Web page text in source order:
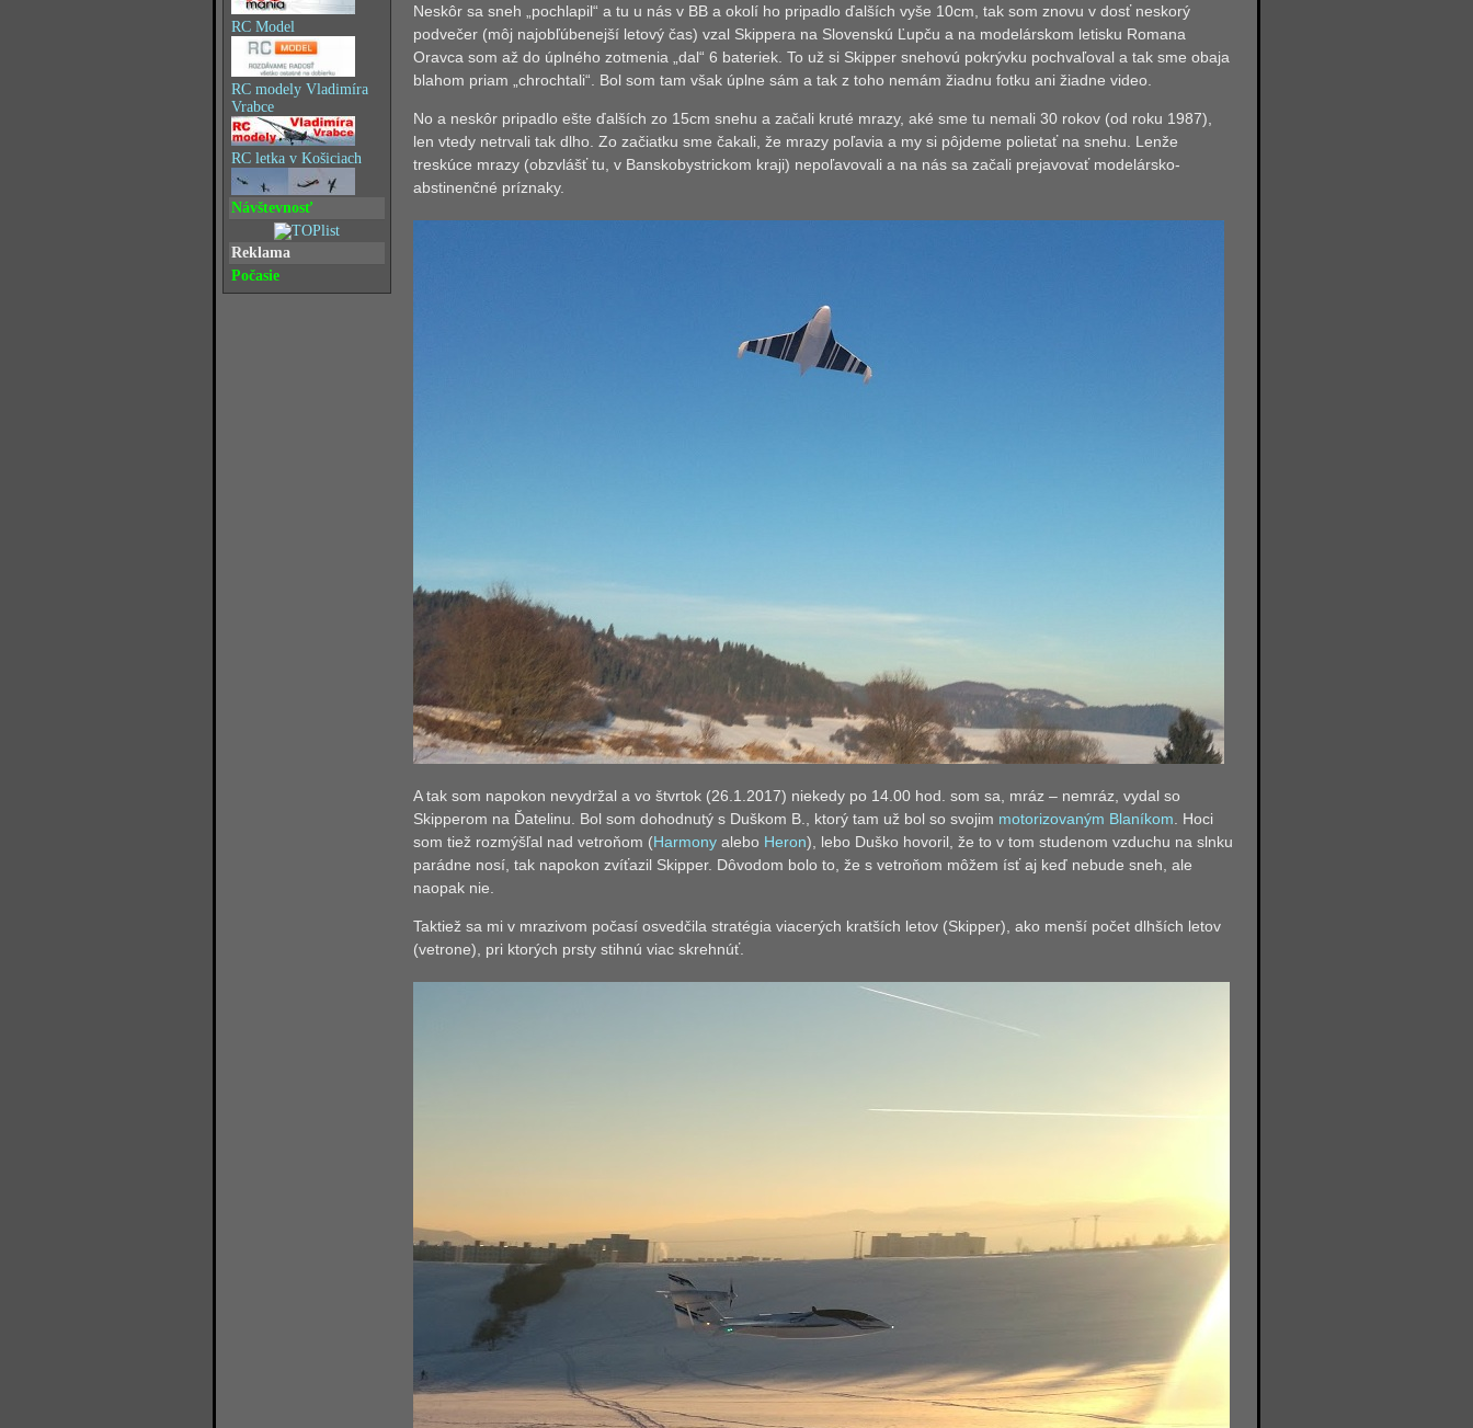
RC Model
RC modely Vladimíra
Vrabce
RC letka v Košiciach
Návštevnosť
Reklama
Počasie
Neskôr sa sneh „pochlapil“ a tu u nás v BB a okolí ho pripadlo ďalších vyše 10cm, tak som znovu v dosť neskorý
podvečer (môj najobľúbenejší letový čas) vzal Skippera na Slovenskú Ľupču a na modelárskom letisku Romana
Oravca som až do úplného zotmenia „dal“ 6 bateriek. To už si Skipper snehovú pokrývku pochvaľoval a tak sme obaja
blahom priam „chrochtali“. Bol som tam však úplne sám a tak z toho nemám žiadnu fotku ani žiadne video.
No a neskôr pripadlo ešte ďalších zo 15cm snehu a začali kruté mrazy, aké sme tu nemali 30 rokov (od roku 1987),
len vtedy netrvali tak dlho. Zo začiatku sme čakali, že mrazy poľavia a my si pôjdeme polietať na snehu. Lenže
treskúce mrazy (obzvlášť tu, v Banskobystrickom kraji) nepoľavovali a na nás sa začali prejavovať modelársko-
abstinenčné príznaky.
A tak som napokon nevydržal a vo štvrtok (26.1.2017) niekedy po 14.00 hod. som sa, mráz – nemráz, vydal so
Skipperom na Ďatelinu. Bol som dohodnutý s Duškom B., ktorý tam už bol so svojim motorizovaným Blaníkom . Hoci
som tiež rozmýšľal nad vetroňom (Harmony alebo Heron), lebo Duško hovoril, že to v tom studenom vzduchu na slnku
parádne nosí, tak napokon zvíťazil Skipper. Dôvodom bolo to, že s vetroňom môžem ísť aj keď nebude sneh, ale
naopak nie.
Taktiež sa mi v mrazivom počasí osvedčila stratégia viacerých kratších letov (Skipper), ako menší počet dlhších letov
(vetrone), pri ktorých prsty stihnú viac skrehnúť.